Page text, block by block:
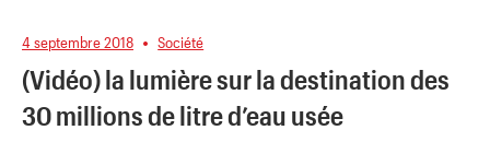
4 septembre 2018 Société
(Vidéo) la lumière sur la destination des
30 millions de litre d’eau usée